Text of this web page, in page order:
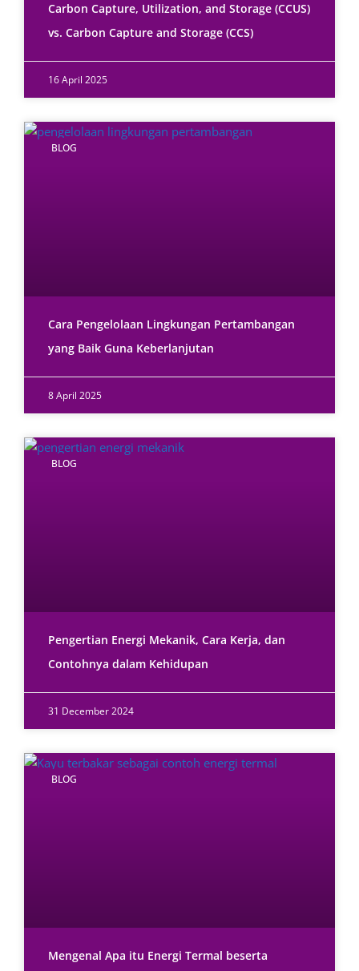
Carbon Capture, Utilization, and Storage (CCUS)
vs. Carbon Capture and Storage (CCS)
16 April 2025
BLOG
Cara Pengelolaan Lingkungan Pertambangan
yang Baik Guna Keberlanjutan
8 April 2025
BLOG
Pengertian Energi Mekanik, Cara Kerja, dan
Contohnya dalam Kehidupan
31 December 2024
BLOG
Mengenal Apa itu Energi Termal beserta